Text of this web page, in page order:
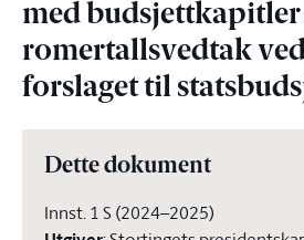
med
romertallsvedtak
forslaget til
Dette dokument
Innst. 1 S (2024–2025)